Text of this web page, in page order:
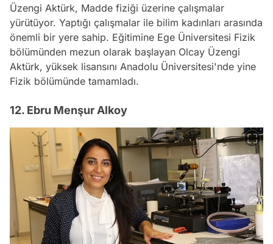
Üzengi Aktürk, Madde fiziği üzerine çalışmalar
yürütüyor. Yaptığı çalışmalar ile bilim kadınları arasında
önemli bir yere sahip. Eğitimine Ege Üniversitesi Fizik
bölümünden mezun olarak başlayan Olcay Üzengi
Aktürk, yüksek lisansını Anadolu Üniversitesi'nde yine
Fizik bölümünde tamamladı.
12. Ebru Menşur Alkoy